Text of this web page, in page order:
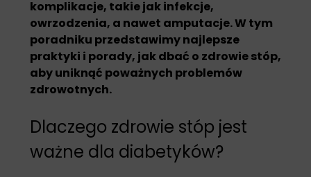
komplikacje, takie jak infekcje,
owrzodzenia, a nawet amputacje. W tym
poradniku przedstawimy najlepsze
praktyki i porady, jak dbać o zdrowie stóp,
aby uniknąć poważnych problemów
zdrowotnych.
Dlaczego zdrowie stóp jest
ważne dla diabetyków?